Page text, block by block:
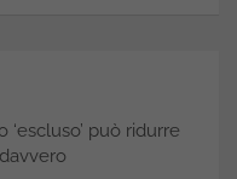
può ridurre